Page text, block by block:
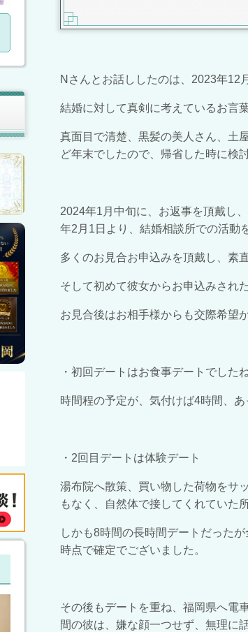
Nさんとお話ししたのは、2023年12
結婚に対して真剣に考えているお言
真面目で清楚、黒髪の美人さん、土
ど年末でしたので、帰省した時に検
2024年1月中旬に、お返事を頂戴し
年2月1日より、結婚相談所での活動
多くのお見合お申込みを頂戴し、素
そして初めて彼女からお申込みされ
お見合後はお相手様からも交際希望
・初回デートはお食事デートでしたね
時間程の予定が、気付けば4時間、
・2回目デートは体験デート
湯布院へ散策、買い物した荷物をサ
もなく、自然体で接してくれていた
しかも8時間の長時間デートだった
時点で確定でございました。
その後もデートを重ね、福岡県へ電
間の彼は、嫌な顔一つせず、無理に